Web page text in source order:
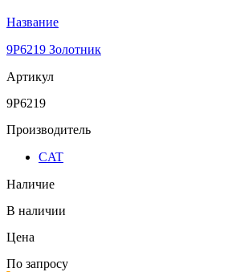
Название
9P6219 Золотник
Артикул
9P6219
Производитель
CAT
Наличие
В наличии
Цена
По запросу